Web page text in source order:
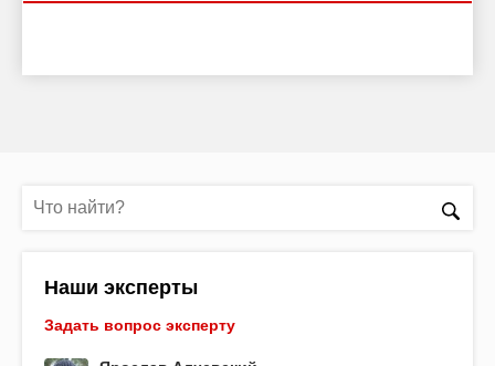
Наши эксперты
Задать вопрос эксперту